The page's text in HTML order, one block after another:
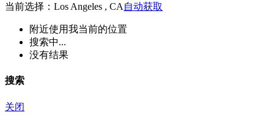
当前选择：Los Angeles , CA 自动获取
附近使用我当前的位置
搜索中...
没有结果
搜索
关闭